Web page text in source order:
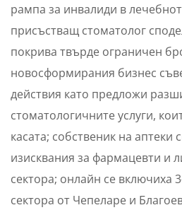
рампа за инвалиди в
присъстващ стоматолог
покрива твърде ограничен
новосформирания бизнес
действия като предложи
стоматологичните услуги,
касата; собственик на аптеки
изисквания за фармацевти и
сектора; онлайн се включиха
сектора от Чепеларе и